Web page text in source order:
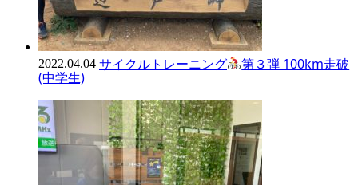
2022.04.04 サイクルトレーニング 第３弾 100km走破
(中学生)